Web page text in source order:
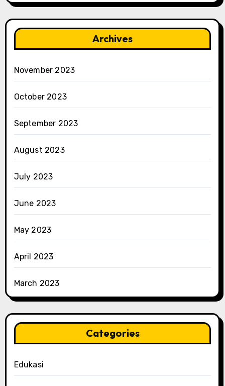
Archives
November 2023
October 2023
September 2023
August 2023
July 2023
June 2023
May 2023
April 2023
March 2023
Categories
Edukasi